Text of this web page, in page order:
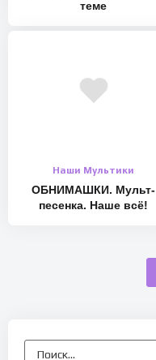
теме
Наши Мультики
ОБНИМАШКИ. Мульт-
песенка. Наше всё!